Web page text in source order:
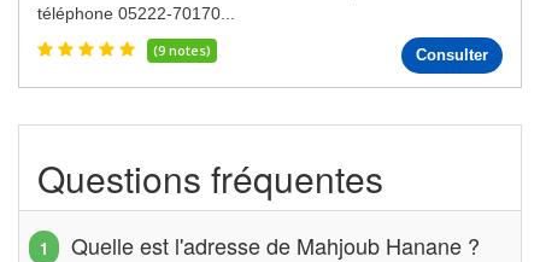
téléphone 05222-70170...
(9 notes) Consulter
Questions fréquentes
Quelle est l'adresse de Mahjoub Hanane ?